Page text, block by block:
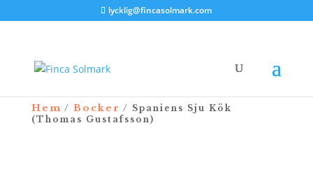
lycklig@fincasolmark.com
Hem / Bocker / Spaniens Sju Kök
(Thomas Gustafsson)